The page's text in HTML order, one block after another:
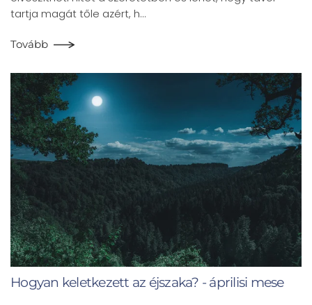
tartja magát tőle azért, h…
Tovább
Hogyan keletkezett az éjszaka? - áprilisi mese